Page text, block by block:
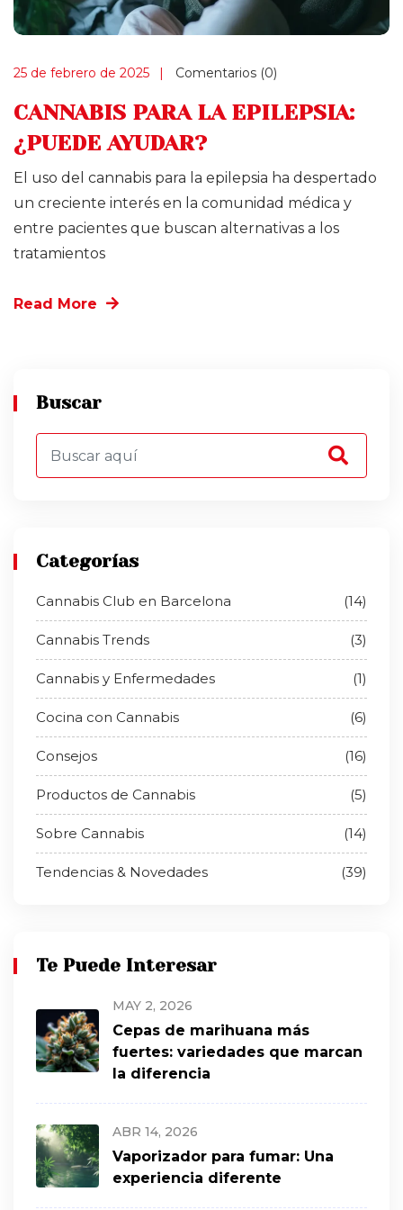
25 de febrero de 2025 Comentarios (0)
CANNABIS PARA LA EPILEPSIA:
¿PUEDE AYUDAR?
El uso del cannabis para la epilepsia ha despertado
un creciente interés en la comunidad médica y
entre pacientes que buscan alternativas a los
tratamientos
Read More
Buscar
Categorías
Cannabis Club en Barcelona (14)
Cannabis Trends (3)
Cannabis y Enfermedades (1)
Cocina con Cannabis (6)
Consejos (16)
Productos de Cannabis (5)
Sobre Cannabis (14)
Tendencias & Novedades (39)
Te Puede Interesar
MAY 2, 2026
Cepas de marihuana más
fuertes: variedades que marcan
la diferencia
ABR 14, 2026
Vaporizador para fumar: Una
experiencia diferente